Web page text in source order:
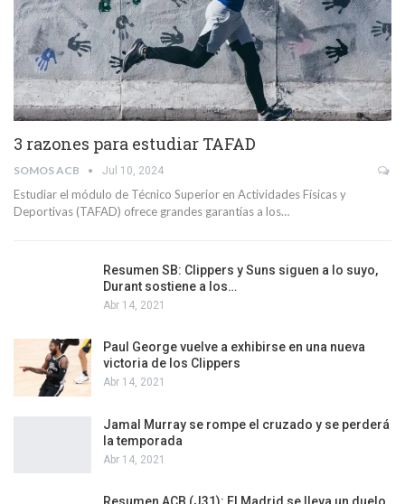
3 razones para estudiar TAFAD
SOMOS ACB Jul 10, 2024
Estudiar el módulo de Técnico Superior en Actividades Físicas y
Deportivas (TAFAD) ofrece grandes garantías a los…
Resumen SB: Clippers y Suns siguen a lo suyo,
Durant sostiene a los…
Abr 14, 2021
Paul George vuelve a exhibirse en una nueva
victoria de los Clippers
Abr 14, 2021
Jamal Murray se rompe el cruzado y se perderá
la temporada
Abr 14, 2021